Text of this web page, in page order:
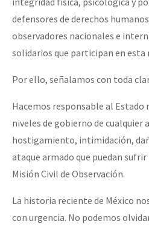
defensores de derechos
observadores nacionales e
solidarios que participan en esta
Por ello, señalamos con toda
Hacemos responsable al Estado
niveles de gobierno de cualquier
hostigamiento, intimidación,
ataque armado que puedan
Misión Civil de Observación.
La historia reciente de México
con urgencia. No podemos